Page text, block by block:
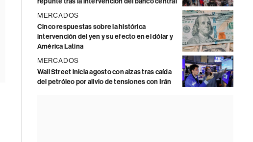
MERCADOS
Cinco respuestas sobre la histórica
intervención del yen y su efecto en el dólar y
América Latina
MERCADOS
Wall Street inicia agosto con alzas tras caída
del petróleo por alivio de tensiones con Irán